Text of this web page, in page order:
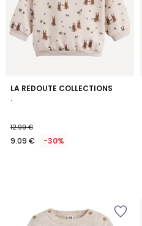
LA REDOUTE COLLECTIONS
.
12.99 €
9.09 € -30%